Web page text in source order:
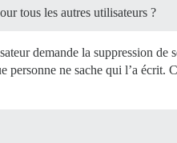
tous les autres utilisateurs ?
demande la suppression de
ne sache qui l’a écrit.